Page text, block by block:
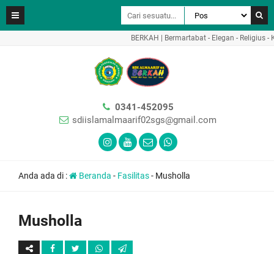
BERKAH | Bermartabat - Elegan - Religius -
0341-452095
sdiislamalmaarif02sgs@gmail.com
Anda ada di : Beranda - Fasilitas- Musholla
Musholla